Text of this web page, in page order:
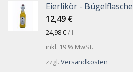
Eierlikör - Bügelflasche
12,49 €
24,98€/ l
inkl. 19 % MwSt.
zzgl. Versandkosten